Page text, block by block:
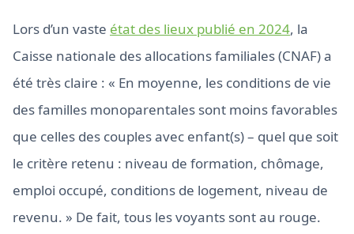
Lors d’un vaste état des lieux publié en 2024, la
Caisse nationale des allocations familiales (CNAF) a
été très claire : « En moyenne, les conditions de vie
des familles monoparentales sont moins favorables
que celles des couples avec enfant(s) – quel que soit
le critère retenu : niveau de formation, chômage,
emploi occupé, conditions de logement, niveau de
revenu. » De fait, tous les voyants sont au rouge.